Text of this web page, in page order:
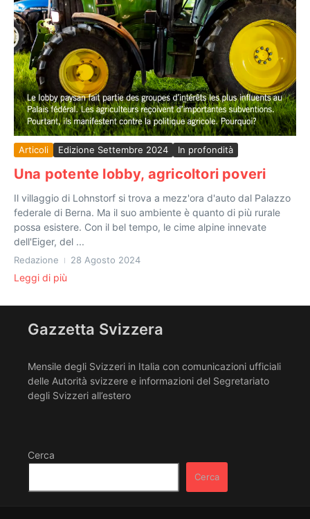
Articoli Edizione Settembre 2024 In profondità
Una potente lobby, agricoltori poveri
Il villaggio di Lohnstorf si trova a mezz'ora d'auto dal Palazzo
federale di Berna. Ma il suo ambiente è quanto di più rurale
possa esistere. Con il bel tempo, le cime alpine innevate
dell'Eiger, del ...
Redazione 28 Agosto 2024
Leggi di più
Gazzetta Svizzera
Mensile degli Svizzeri in Italia con comunicazioni ufficiali
delle Autorità svizzere e informazioni del Segretariato
degli Svizzeri all’estero
Cerca
Cerca